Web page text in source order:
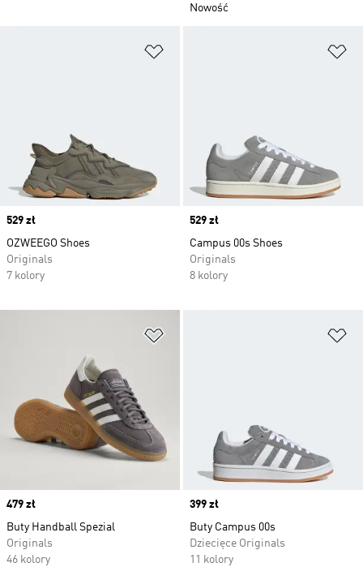
Nowość
Price
529 zł
OZWEEGO Shoes
Originals
7 kolory
Price
529 zł
Campus 00s Shoes
Originals
8 kolory
Price
479 zł
Buty Handball Spezial
Originals
46 kolory
Price
399 zł
Buty Campus 00s
Dziecięce Originals
11 kolory